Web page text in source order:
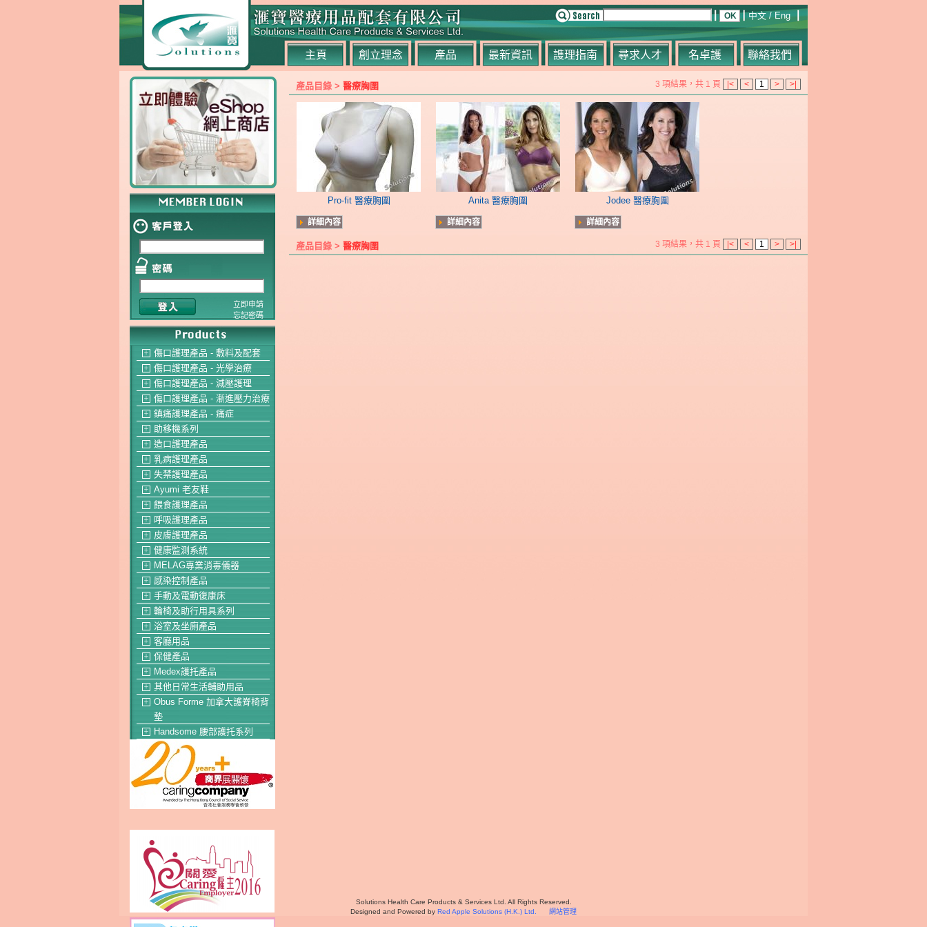
主頁 創立理念 產品 最新資訊 謢理指南 尋求人才 名卓護 聯絡我們
中文 /Eng
立即申請
忘記密碼
＋ 傷口護理產品 - 敷料及配套
＋ 傷口護理產品 - 光學治療
＋ 傷口護理產品 - 減壓護理
＋ 傷口護理產品 - 漸進壓力治療
＋ 鎮痛護理產品 - 痛症
＋ 助移機系列
＋ 造口護理產品
＋ 乳病護理產品
＋ 失禁護理產品
＋ Ayumi 老友鞋
＋ 餵食護理產品
＋ 呼吸護理產品
＋ 皮膚護理產品
＋ 健康監測系統
＋ MELAG專業消毒儀器
＋ 感染控制產品
＋ 手動及電動復康床
＋ 輪椅及助行用具系列
＋ 浴室及坐廁產品
＋ 客廳用品
＋ 保健產品
＋ Medex護托產品
＋ 其他日常生活輔助用品
＋
Obus Forme 加拿大護脊椅背
墊
＋ Handsome 腰部護托系列
3 項結果，共 1 頁 |< < 1 > >|
產品目錄 > 醫療胸圍
Pro-fit 醫療胸圍
詳細內容
Anita 醫療胸圍
詳細內容
Jodee 醫療胸圍
詳細內容
3 項結果，共 1 頁 |< < 1 > >|
產品目錄 > 醫療胸圍
Solutions Health Care Products & Services Ltd. All Rights Reserved.
Designed and Powered by Red Apple Solutions (H.K.) Ltd. 網站管理